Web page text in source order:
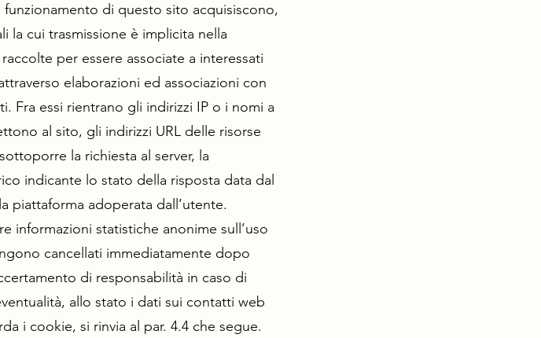
di questo sito acquisiscono,
la cui trasmissione è implicita nella
per essere associate a interessati
elaborazioni ed associazioni con
Fra essi rientrano gli indirizzi IP o i nomi a
al sito, gli indirizzi URL delle risorse
la richiesta al server, la
indicante lo stato della risposta data dal
piattaforma adoperata dall’utente.
informazioni statistiche anonime sull’uso
cancellati immediatamente dopo
di responsabilità in caso di
allo stato i dati sui contatti web
i cookie, si rinvia al par. 4.4 che segue.